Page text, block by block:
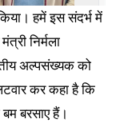
हमें इस संदर्भ में
निर्मला
अल्पसंख्यक को
कर कहा है कि
बरसाए हैं।